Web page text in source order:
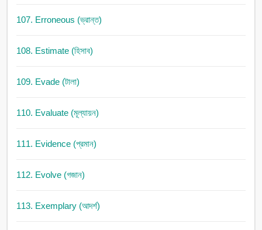
107. Erroneous (ভ্রান্ত)
108. Estimate (হিসাব)
109. Evade (টালা)
110. Evaluate (মূল্যায়ন)
111. Evidence (প্রমান)
112. Evolve (গজান)
113. Exemplary (আদর্শ)